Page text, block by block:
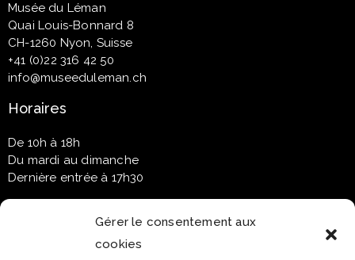
Gérer le consentement aux
cookies
Musée du Léman
Quai Louis-Bonnard 8
CH-1260 Nyon, Suisse
+41 (0)22 316 42 50
info@museeduleman.ch
Horaires
De 10h à 18h
Du mardi au dimanche
Dernière entrée à 17h30